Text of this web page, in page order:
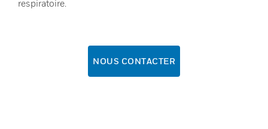
respiratoire.
NOUS CONTACTER